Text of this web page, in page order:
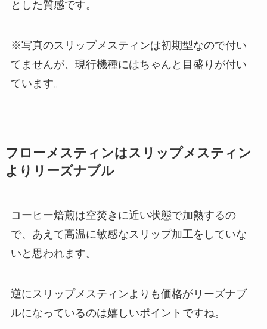
とした質感です。
※写真のスリップメスティンは初期型なので付い
てませんが、 現行機種にはちゃんと目盛りが付い
ています。
フローメスティンはスリップメスティン
よりリーズナブル
コーヒー焙煎は空焚き に近い状態で加熱するの
で、あえて高温に敏感なスリップ加工をしていな
いと思われます。
逆にスリップメスティンよりも価格がリーズナブ
ルになっているのは嬉しいポイントですね。